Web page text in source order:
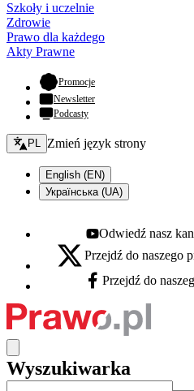
Szkoły i uczelnie
Zdrowie
Prawo dla każdego
Akty Prawne
Promocje- otwiera się w nowej
Newsletter
Podcasty
Zmień język - bieżący:
PL Zmień język strony
English (EN)
Українська (UA)
Youtube - otwiera się w
Odwiedź nasz
X - otwiera się w nowej karcie
Przejdź do naszego
Facebook - otwiera się w
Przejdź do
Wyszukiwarka